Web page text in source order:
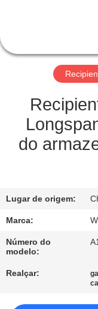
QUALIDADE
NOS
PEÇA
MAPA
DO
SITE
do
Lugar de origem:
Marca:
Número do
modelo:
Realçar: